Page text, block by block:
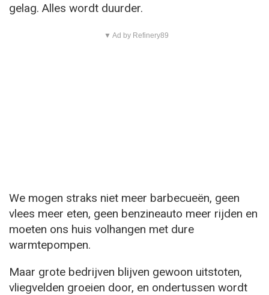
gelag. Alles wordt duurder.
▼ Ad by Refinery89
We mogen straks niet meer barbecueën, geen
vlees meer eten, geen benzineauto meer rijden en
moeten ons huis volhangen met dure
warmtepompen.
Maar grote bedrijven blijven gewoon uitstoten,
vliegvelden groeien door, en ondertussen wordt